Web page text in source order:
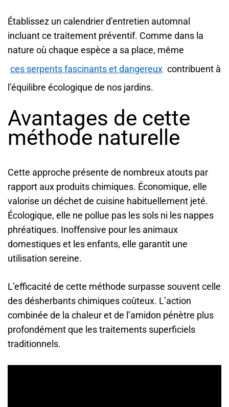
Établissez un calendrier d’entretien automnal
incluant ce traitement préventif. Comme dans la
nature où chaque espèce a sa place, même
ces serpents fascinants et dangereux contribuent à
l’équilibre écologique de nos jardins.
Avantages de cette
méthode naturelle
Cette approche présente de nombreux atouts par
rapport aux produits chimiques. Économique, elle
valorise un déchet de cuisine habituellement jeté.
Écologique, elle ne pollue pas les sols ni les nappes
phréatiques. Inoffensive pour les animaux
domestiques et les enfants, elle garantit une
utilisation sereine.
L’efficacité de cette méthode surpasse souvent celle
des désherbants chimiques coûteux. L’action
combinée de la chaleur et de l’amidon pénètre plus
profondément que les traitements superficiels
traditionnels.